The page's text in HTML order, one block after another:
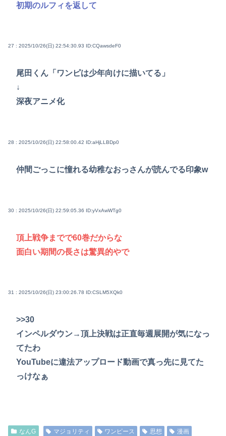
初期のルフィを返して
27 : 2025/10/26(日) 22:54:30.93 ID:CQawsdeF0
尾田くん「ワンピは少年向けに描いてる」
↓
深夜アニメ化
28 : 2025/10/26(日) 22:58:00.42 ID:aHjLLBDp0
仲間ごっこに憧れる幼稚なおっさんが読んでる印象w
30 : 2025/10/26(日) 22:59:05.36 ID:yVxAwWTg0
頂上戦争までで60巻だからな
面白い期間の長さは驚異的やで
31 : 2025/10/26(日) 23:00:26.78 ID:CSLM5XQk0
>>30
インペルダウン→頂上決戦は正直毎週展開が気になっ
てたわ
YouTubeに違法アップロード動画で真っ先に見てた
っけなぁ
なんG マジョリティ ワンピース 思想 漫画